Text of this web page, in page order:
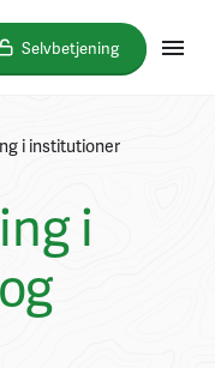
Selvbetjening
i institutioner
i